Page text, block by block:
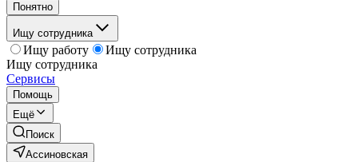
Понятно
Ищу сотрудника
Ищу работу
Ищу сотрудника
Ищу сотрудника
Сервисы
Помощь
Ещё
Поиск
Ассиновская